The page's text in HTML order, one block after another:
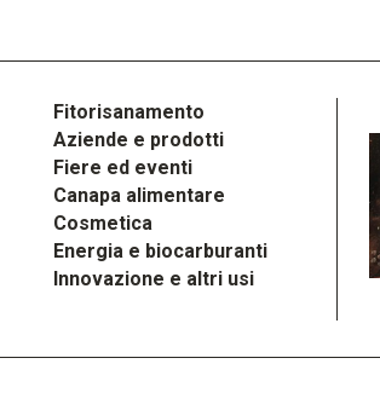
Fitorisanamento
Aziende e prodotti
Fiere ed eventi
Canapa alimentare
Cosmetica
Energia e biocarburanti
Innovazione e altri usi